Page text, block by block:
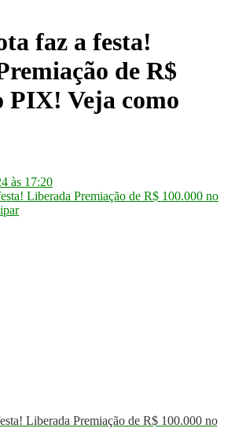
faz a festa!
de R$
PIX! Veja como
às 17:20
Liberada Premiação de R$ 100.000 no